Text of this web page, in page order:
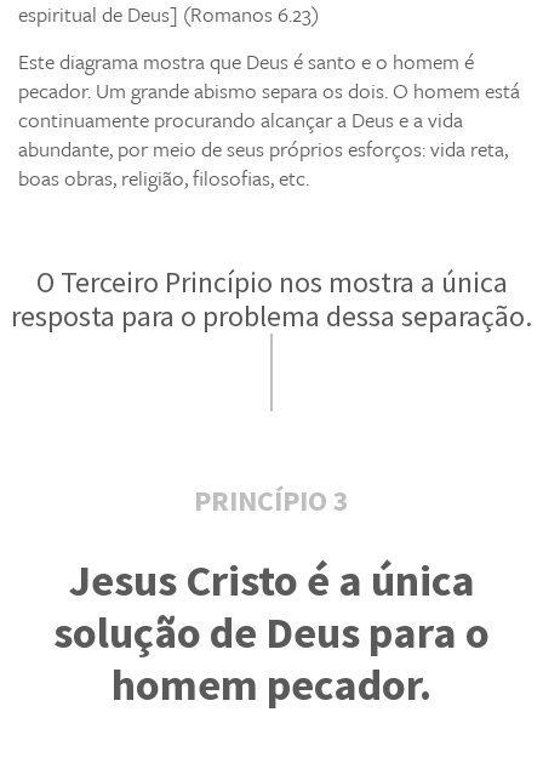
espiritual de Deus] (Romanos 6.23)
Este diagrama mostra que Deus é santo e o homem é
pecador. Um grande abismo separa os dois. O homem está
continuamente procurando alcançar a Deus e a vida
abundante, por meio de seus próprios esforços: vida reta,
boas obras, religião, filosofias, etc.
O Terceiro Princípio nos mostra a única
resposta para o problema dessa separação.
PRINCÍPIO 3
Jesus Cristo é a única
solução de Deus para o
homem pecador.